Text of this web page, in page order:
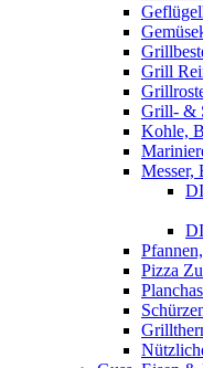
Grill
Grill- &
Kohle,
Messer,
Pizza